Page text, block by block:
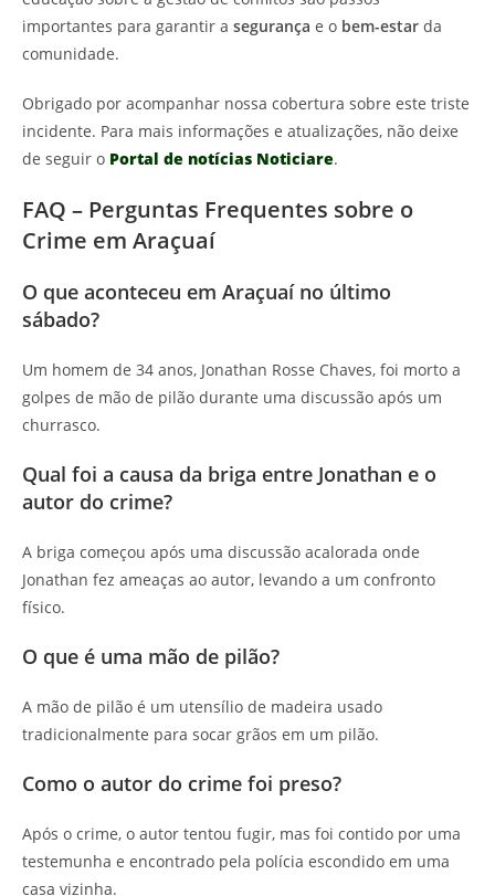
importantes para garantir a segurança e o bem-estar da
comunidade.
Obrigado por acompanhar nossa cobertura sobre este triste
incidente. Para mais informações e atualizações, não deixe
de seguir o Portal de notícias Noticiare.
FAQ – Perguntas Frequentes sobre o
Crime em Araçuaí
O que aconteceu em Araçuaí no último
sábado?
Um homem de 34 anos, Jonathan Rosse Chaves, foi morto a
golpes de mão de pilão durante uma discussão após um
churrasco.
Qual foi a causa da briga entre Jonathan e o
autor do crime?
A briga começou após uma discussão acalorada onde
Jonathan fez ameaças ao autor, levando a um confronto
físico.
O que é uma mão de pilão?
A mão de pilão é um utensílio de madeira usado
tradicionalmente para socar grãos em um pilão.
Como o autor do crime foi preso?
Após o crime, o autor tentou fugir, mas foi contido por uma
testemunha e encontrado pela polícia escondido em uma
casa vizinha.